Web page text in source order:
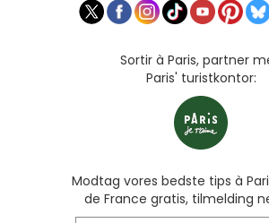
Sortir à Paris, partner
Paris' turistkontor:
Modtag vores bedste tips à
de France gratis, tilmelding